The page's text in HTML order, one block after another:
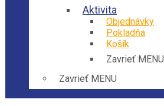
Aktivita
Objednávky
Pokladňa
Košík
Zavrieť MENU
Zavrieť MENU